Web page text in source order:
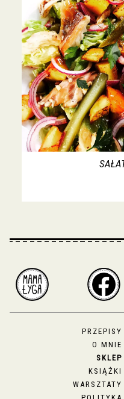
PRZEPISY
O MNIE
SKLEP
KSIĄŻKI
WARSZTATY